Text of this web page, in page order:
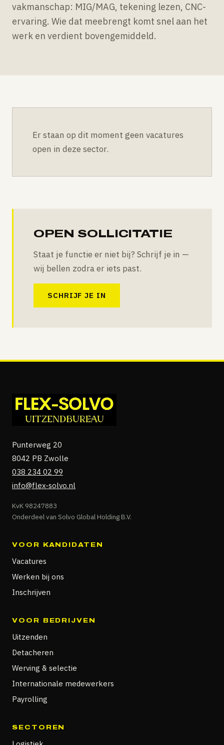
vakmanschap: MIG/MAG, tekening lezen, CNC-
ervaring. Wie dat meebrengt komt snel aan het
werk en verdient bovengemiddeld.
Er staan op dit moment geen vacatures
open in deze sector.
OPEN SOLLICITATIE
Staat je functie er niet bij? Schrijf je in —
wij bellen zodra er iets past.
SCHRIJF JE IN
Punterweg 20
8042 PB Zwolle
038 234 02 99
info@flex-solvo.nl
KvK 98247883
Onderdeel van Solvo Global Holding B.V.
VOOR KANDIDATEN
Vacatures
Werken bij ons
Inschrijven
VOOR BEDRIJVEN
Uitzenden
Detacheren
Werving & selectie
Internationale medewerkers
Payrolling
SECTOREN